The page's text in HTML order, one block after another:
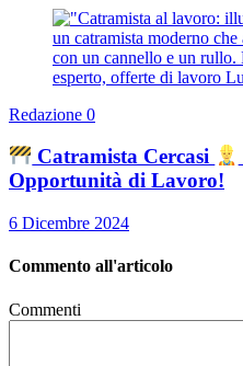
Redazione 0
Catramista Cercasi
Opportunità di Lavoro!
6 Dicembre 2024
Commento all'articolo
Commenti